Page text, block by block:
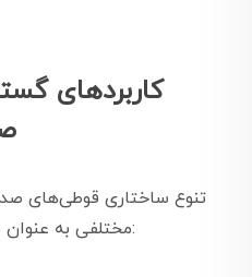
کاربردهای
تنوع ساختاری قوطی‌های
مختلفی به عنوان ظرف استاندارد انتخاب شوند: